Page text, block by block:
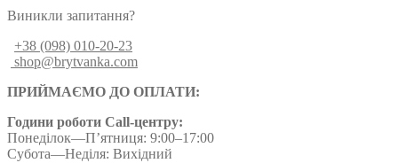
Виникли запитання?
+38 (098) 010-20-23
shop@brytvanka.com
ПРИЙМАЄМО ДО ОПЛАТИ:
Години роботи Call-центру:
Понеділок—П’ятниця: 9:00–17:00
Субота—Неділя: Вихідний